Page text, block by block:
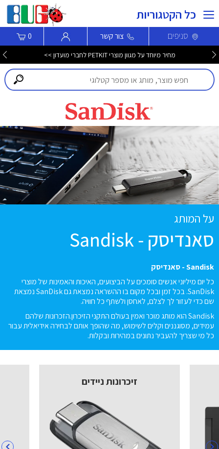
כל הקטגוריות
סניפים צור קשר 0
מחיר מיוחד על מגוון מוצרי PETKIT לחברי מועדון >>
על המותג
סאנדיסק - Sandisk
Sandisk - סאנדיסק
כל יום מיליוני אנשים סומכים על הביצועים, האיכות והאמינות של מוצרי
SanDisk. בכל זמן ובכל מקום בו ההשראה נמצאת גם SanDisk נמצאת
שם כדי לעזור לך לצלם, לאחסן ולשתף כל חוויה.
Sandisk הוא מותג מוכר ואמין בעולם התקני הזיכרון.הזכרונות שלהם
עמידים, מסוגננים וקלים לשימוש, מה שהופך אותם לבחירה אידיאלית עבור
כל מי שצריך להעביר נתונים במהירות ובקלות.
זיכרונות ניידים